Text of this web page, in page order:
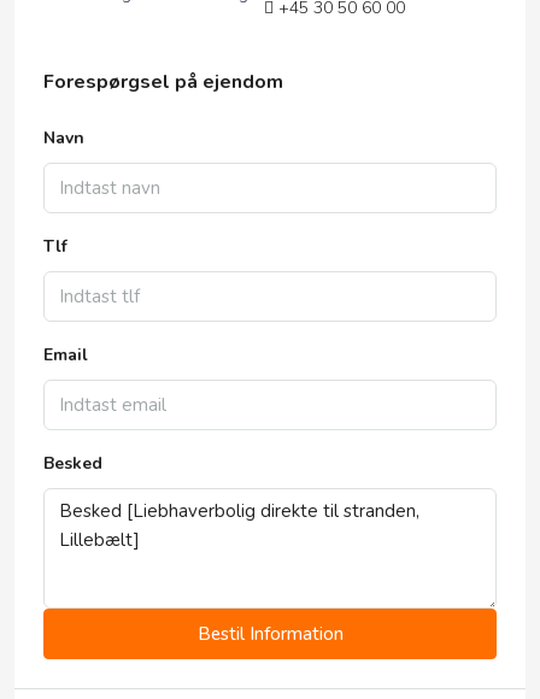
+45 30 50 60 00
Forespørgsel på ejendom
Navn
Tlf
Email
Besked
Bestil Information